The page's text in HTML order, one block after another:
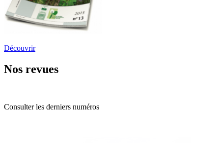
Découvrir
Nos revues
Consulter les derniers numéros